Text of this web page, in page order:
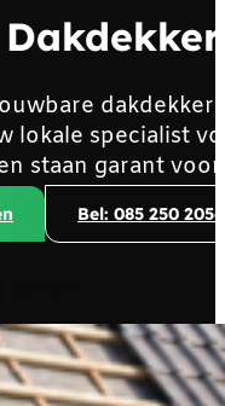
lokale specialist
staan garant
Bel: 085 250 2056